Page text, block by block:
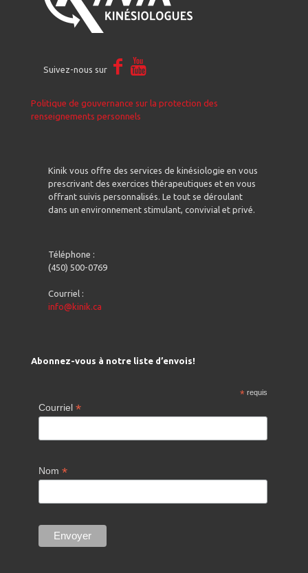
Suivez-nous sur
Politique de gouvernance sur la protection des
renseignements personnels
Kinik vous offre des services de kinésiologie en vous
prescrivant des exercices thérapeutiques et en vous
offrant suivis personnalisés. Le tout se déroulant
dans un environnement stimulant, convivial et privé.
Téléphone :
(450) 500-0769
Courriel :
info@kinik.ca
Abonnez-vous à notre liste d’envois!
* requis
Courriel *
Nom *